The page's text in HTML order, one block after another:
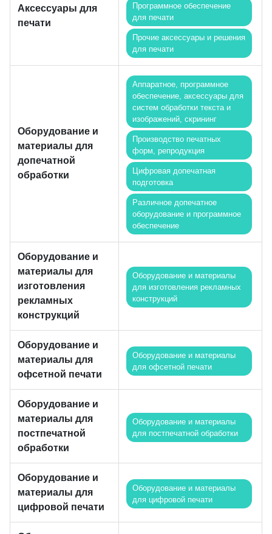
Аксессуары для
печати
Программное обеспечение
для печати
Прочие аксессуары и решения
для печати
Оборудование и
материалы для
допечатной
обработки
Аппаратное, программное
обеспечение, аксессуары для
систем обработки текста и
изображений, скрининг
Производство печатных
форм, репродукция
Цифровая допечатная
подготовка
Различное допечатное
оборудование и программное
обеспечение
Оборудование и
материалы для
изготовления
рекламных
конструкций
Оборудование и материалы
для изготовления рекламных
конструкций
Оборудование и
материалы для
офсетной печати
Оборудование и материалы
для офсетной печати
Оборудование и
материалы для
постпечатной
обработки
Оборудование и материалы
для постпечатной обработки
Оборудование и
материалы для
цифровой печати
Оборудование и материалы
для цифровой печати